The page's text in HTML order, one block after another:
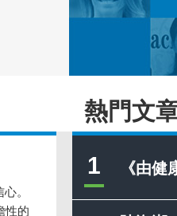
熱門文
1 《由
。
性的